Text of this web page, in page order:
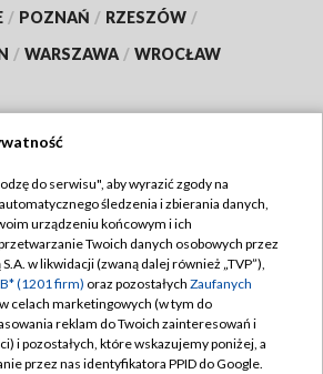
/ POZNAŃ / RZESZÓW /
/ WARSZAWA / WROCŁAW
TVP
TVP
Cyfrowa
Regulamin TVP
Polityka prywatności
Moje zgody
Pomoc
do serwisu", aby wyrazić zgody na
śledzenia i zbierania danych,
urządzeniu końcowym i ich
Twoich danych osobowych przez
w likwidacji (zwaną dalej również „TVP”),
(1201 firm) oraz pozostałych Zaufanych
celach marketingowych (w tym do
reklam do Twoich zainteresowań i
i pozostałych, które wskazujemy poniżej, a
przez nas identyfikatora PPID do Google.